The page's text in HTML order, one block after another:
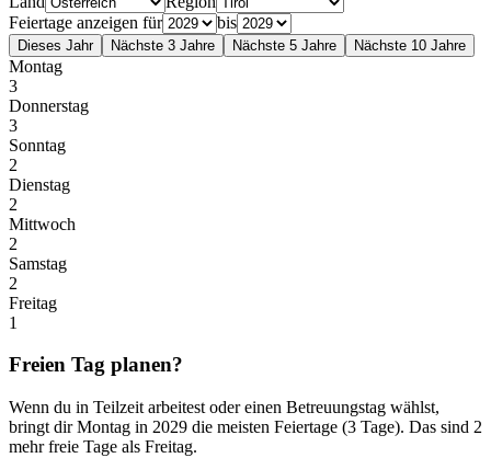
Feiertage anzeigen für
bis
Dieses Jahr Nächste 3 Jahre Nächste 5 Jahre Nächste 10 Jahre
Montag
3
Donnerstag
3
Sonntag
2
Dienstag
2
Mittwoch
2
Samstag
2
Freitag
1
Freien Tag planen?
Wenn du in Teilzeit arbeitest oder einen Betreuungstag wählst,
bringt dir Montag in 2029 die meisten Feiertage (3 Tage). Das sind 2
mehr freie Tage als Freitag.